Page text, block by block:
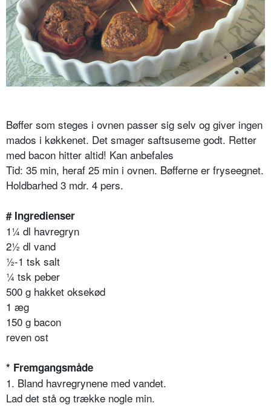
Bøffer som steges i ovnen passer sig selv og giver ingen
mados i køkkenet. Det smager saftsuseme godt. Retter
med bacon hitter altid! Kan anbefales
Tid: 35 min, heraf 25 min i ovnen. Bøfferne er fryseegnet.
Holdbarhed 3 mdr. 4 pers.
# Ingredienser
1¼ dl havregryn
2½ dl vand
½-1 tsk salt
¼ tsk peber
500 g hakket oksekød
1 æg
150 g bacon
reven ost
* Fremgangsmåde
1. Bland havregrynene med vandet.
Lad det stå og trække nogle min.